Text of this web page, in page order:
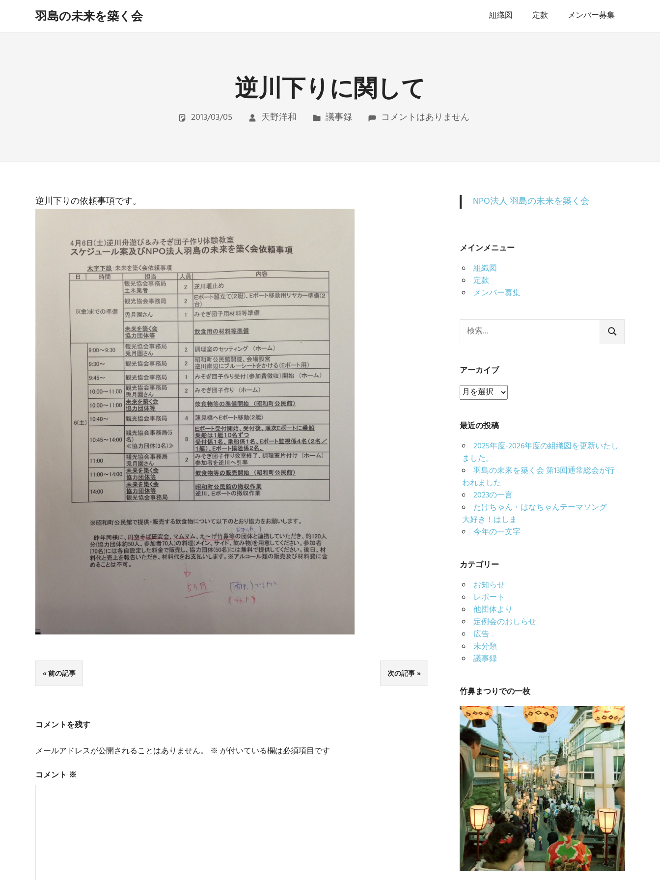
テ
羽島の未来を築く会
hashima
組織図 定款 メンバー募集
逆川下りに関して
2013/03/05 天野洋和 議事録 コメントはありません
逆川下りの依頼事項です。
投
稿
ビ
ゲ
ー
前の記事 次の記事
コメントを残す
メールアドレスが公開されることはありません。 ※ が付いている欄は必須項目です
コメント ※
NPO法人 羽島の未来を築く会
メインメニュー
組織図
定款
メンバー募集
索:
検
索
アーカイブ
ア
ー
イ
最近の投稿
2025年度-2026年度の組織図を更新いたし
ました。
羽島の未来を築く会 第13回通常総会が行
われました
2023の一言
たけちゃん・はなちゃんテーマソング
大好き！はしま
今年の一文字
カテゴリー
お知らせ
レポート
他団体より
定例会のおしらせ
広告
未分類
議事録
竹鼻まつりでの一枚